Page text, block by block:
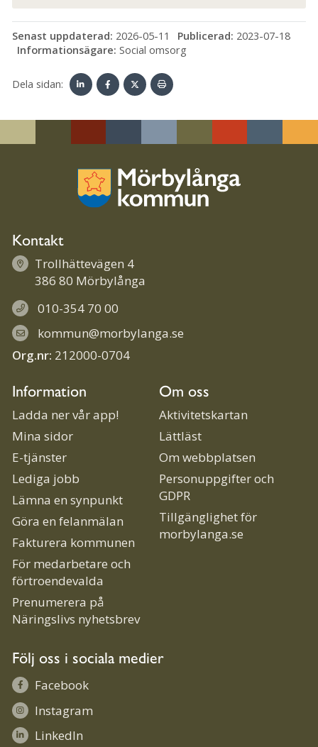
Senast uppdaterad: 2026-05-11 Publicerad: 2023-07-18
Informationsägare: Social omsorg
Dela sidan:
dIn
bookter
ut
Kontakt
Trollhättevägen 4
386 80 Mörbylånga
010-354 70 00
kommun@morbylanga.se
Org.nr: 212000-0704
Information
Ladda ner vår app!
Mina sidor
E-tjänster
Lediga jobb
Lämna en synpunkt
Göra en felanmälan
Fakturera kommunen
För medarbetare och
förtroendevalda
Prenumerera på
Näringslivs nyhetsbrev
Om oss
Aktivitetskartan
Lättläst
Om webbplatsen
Personuppgifter och
GDPR
Tillgänglighet för
morbylanga.se
Följ oss i sociala medier
Facebook
Instagram
LinkedIn